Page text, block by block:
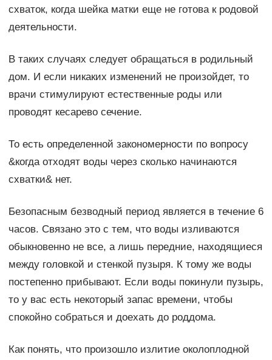
схваток, когда шейка матки еще не готова к родовой
деятельности.
В таких случаях следует обращаться в родильный
дом. И если никаких изменений не произойдет, то
врачи стимулируют естественные роды или
проводят кесарево сечение.
То есть определенной закономерности по вопросу
&когда отходят воды через сколько начинаются
схватки& нет.
Безопасным безводный период является в течение 6
часов. Связано это с тем, что воды изливаются
обыкновенно не все, а лишь передние, находящиеся
между головкой и стенкой пузыря. К тому же воды
постепенно прибывают. Если воды покинули пузырь,
то у вас есть некоторый запас времени, чтобы
спокойно собраться и доехать до роддома.
Как понять, что произошло излитие околоплодной